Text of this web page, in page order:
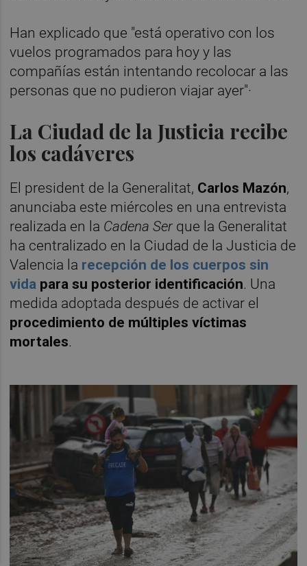
Han explicado que "está operativo con los
vuelos programados para hoy y las
compañías están intentando recolocar a las
personas que no pudieron viajar ayer"·
La Ciudad de la Justicia recibe
los cadáveres
El president de la Generalitat, Carlos Mazón,
anunciaba este miércoles en una entrevista
realizada en la Cadena Serque la Generalitat
ha centralizado en la Ciudad de la Justicia de
Valencia la recepción de los cuerpos sin
vida para su posterior identificación. Una
medida adoptada después de activar el
procedimiento de múltiples víctimas
mortales.